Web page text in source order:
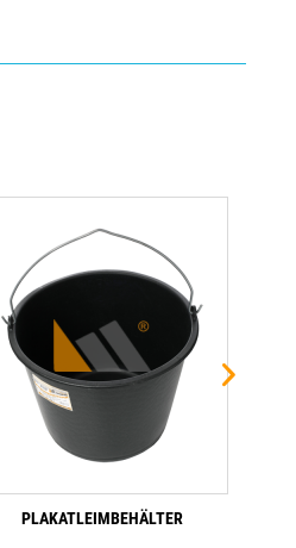
PLAKATLEIMBEHÄLTER